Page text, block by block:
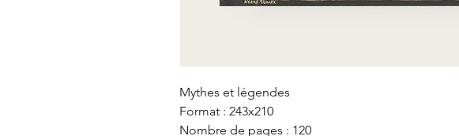
Mythes et légendes
Format : 243x210
Nombre de pages : 120